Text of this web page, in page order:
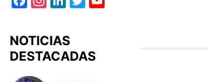
NOTICIAS
DESTACADAS